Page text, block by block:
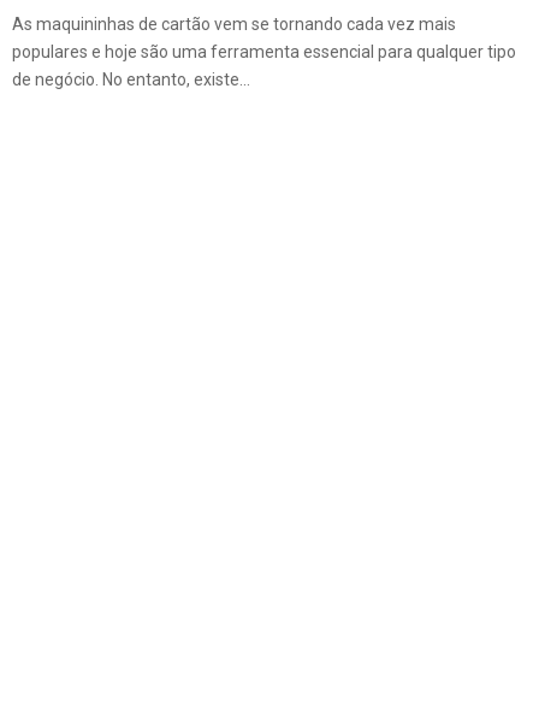
As maquininhas de cartão vem se tornando cada vez mais
populares e hoje são uma ferramenta essencial para qualquer tipo
de negócio. No entanto, existe...